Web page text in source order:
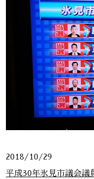
2018/10/29
平成30年氷見市議会議